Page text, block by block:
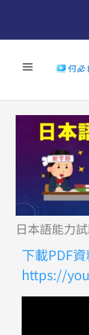
日本語能力
下載PDF
https://